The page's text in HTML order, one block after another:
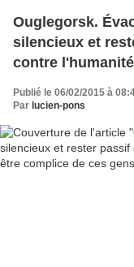
Ouglegorsk.
silencieux et
contre
Publié le 06/02/2015 à
Par lucien-pons